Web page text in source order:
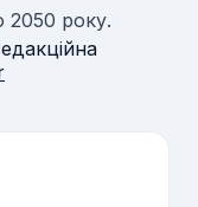
2050 року.